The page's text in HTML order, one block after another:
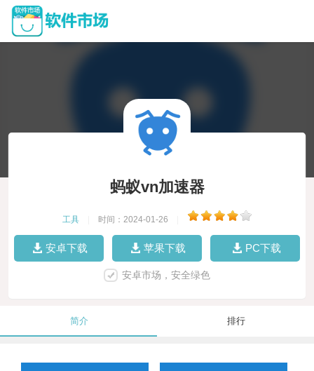
蚂蚁vn加速器
工具 时间：2024-01-26
安卓下载 苹果下载 PC下载
安卓市场，安全绿色
简介 排行